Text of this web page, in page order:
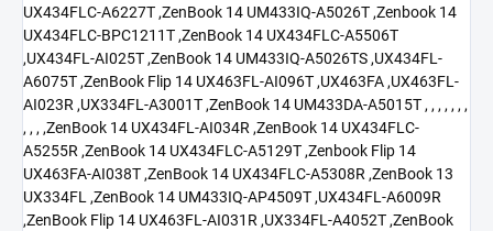
UX434FLC-A6227T ,ZenBook 14 UM433IQ-A5026T ,Zenbook 14
UX434FLC-BPC1211T ,ZenBook 14 UX434FLC-A5506T
,UX434FL-AI025T ,ZenBook 14 UM433IQ-A5026TS ,UX434FL-
A6075T ,ZenBook Flip 14 UX463FL-AI096T ,UX463FA ,UX463FL-
AI023R ,UX334FL-A3001T ,ZenBook 14 UM433DA-A5015T , , , , , , ,
, , , ,ZenBook 14 UX434FL-AI034R ,ZenBook 14 UX434FLC-
A5255R ,ZenBook 14 UX434FLC-A5129T ,Zenbook Flip 14
UX463FA-AI038T ,ZenBook 14 UX434FLC-A5308R ,ZenBook 13
UX334FL ,ZenBook 14 UM433IQ-AP4509T ,UX434FL-A6009R
,ZenBook Flip 14 UX463FL-AI031R ,UX334FL-A4052T ,ZenBook